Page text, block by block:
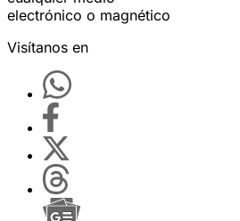
electrónico o magnético
Visítanos en